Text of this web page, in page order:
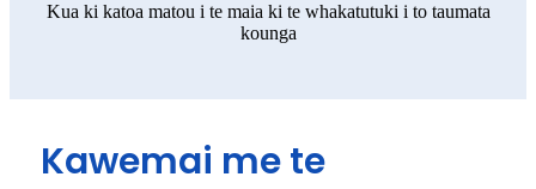
Kua ki katoa matou i te maia ki te whakatutuki i to taumata
kounga
Kawemai me te